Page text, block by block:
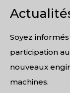
Soyez
participation
nouveaux
machines.